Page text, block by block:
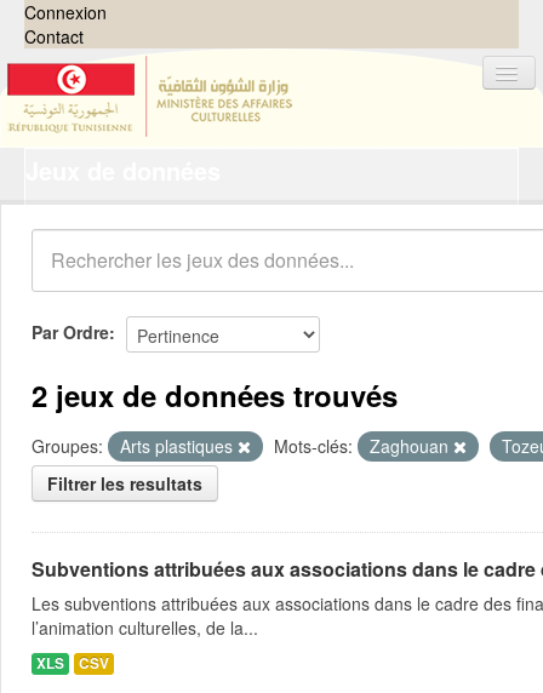
Connexion
Contact
Organisations
Groupes
Demandes 0
À propos
Par Ordre
2 jeux de données trouvés
Groupes: Arts plastiques Mots-clés: Zaghouan
Filtrer les resultats
Subventions attribuées aux associations dans le
Les subventions attribuées aux associations dans le cadre des
l’animation culturelles, de la...
XLS CSV